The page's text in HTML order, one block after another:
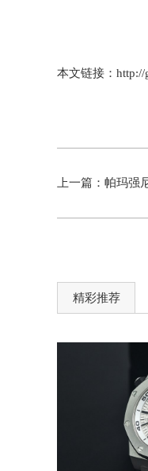
本文链接：http://
上一篇： 帕玛强
精彩推荐